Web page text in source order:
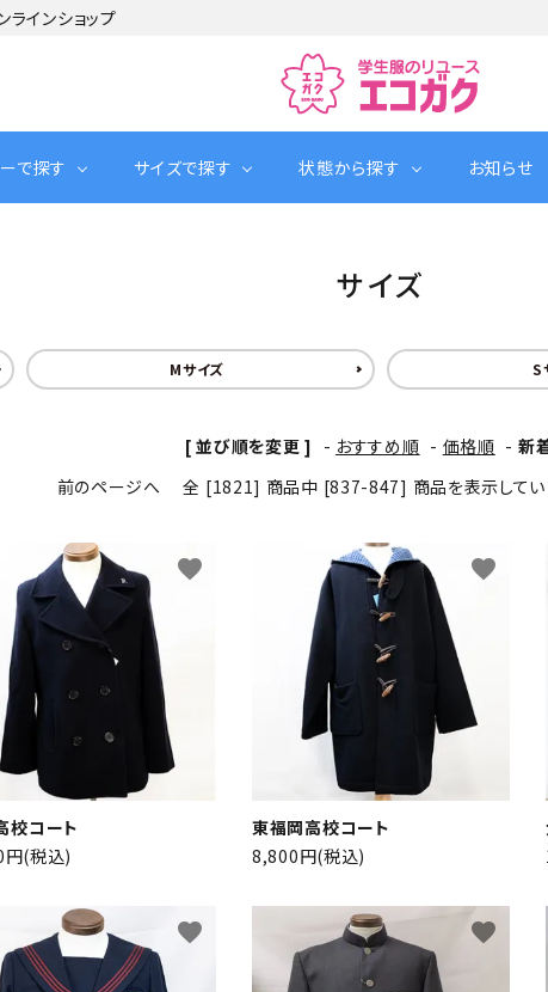
インショップ
で探す サイズで探す 状態から探す お知らせ
サイズ
Mサイズ S
[ 並び順を変更 ] - おすすめ順 - 価格順 - 新
前のページへ
全 [1821] 商品中 [837-847] 商品を表示してい
校コート
(税込)
favorite
東福岡高校コート
8,800円(税込)
favorite
favorite favorite
キーワード
カテゴリー